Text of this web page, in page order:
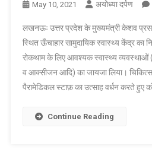
May 10, 2021 अयोध्या दर्पण
लखनऊः उत्तर प्रदेश के मुख्यमंत्री केशव
स्थित ऊँचाहार सामुदायिक स्वास्थ्य केंद्र का
रोकथाम के लिए आवश्यक स्वास्थ्य व्यवस्थाओं
व आक्सीजन आदि) का जायजा लिया।
पैरामेडिकल स्टाफ़ का उत्साह वर्धन करते हुए
Continue Reading